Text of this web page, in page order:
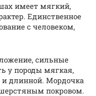
имеет мягкий,
Единственное
с человеком,
сильные
у породы мягкая,
и длинной. Мордочка
покровом.